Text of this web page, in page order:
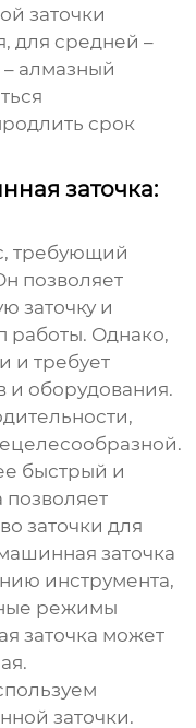
заточки
для средней –
алмазный
срок
заточка:
требующий
позволяет
заточку и
работы. Однако,
и требует
и оборудования.
быстрый и
позволяет
заточки для
заточка
инструмента,
режимы
заточка может
заточки.